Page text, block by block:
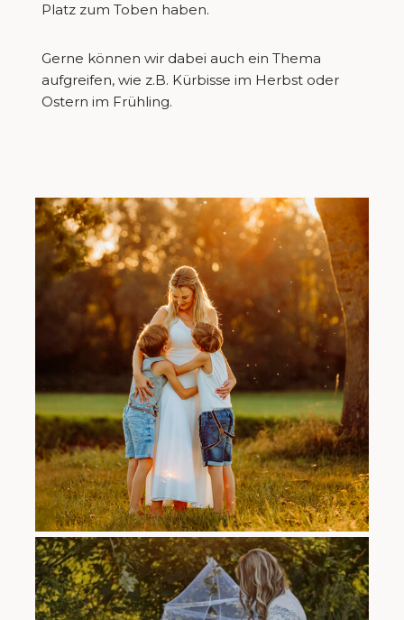
Platz zum Toben haben.
Gerne können wir dabei auch ein Thema
aufgreifen, wie z.B. Kürbisse im Herbst oder
Ostern im Frühling.